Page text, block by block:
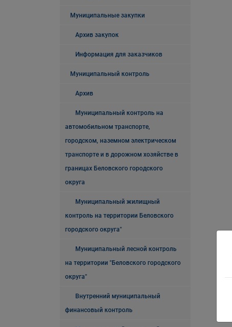
Муниципальные закупки
Архив закупок
Информация для заказчиков
Муниципальный контроль
Архив
Муниципальный контроль на
автомобильном транспорте,
городском, наземном электрическом
транспорте и в дорожном хозяйстве в
границах Беловского городского
округа
Муниципальный жилищный
контроль на территории Беловского
городского округа"
Муниципальный лесной контроль
на территории "Беловского городского
округа"
Внутренний муниципальный
финансовый контроль